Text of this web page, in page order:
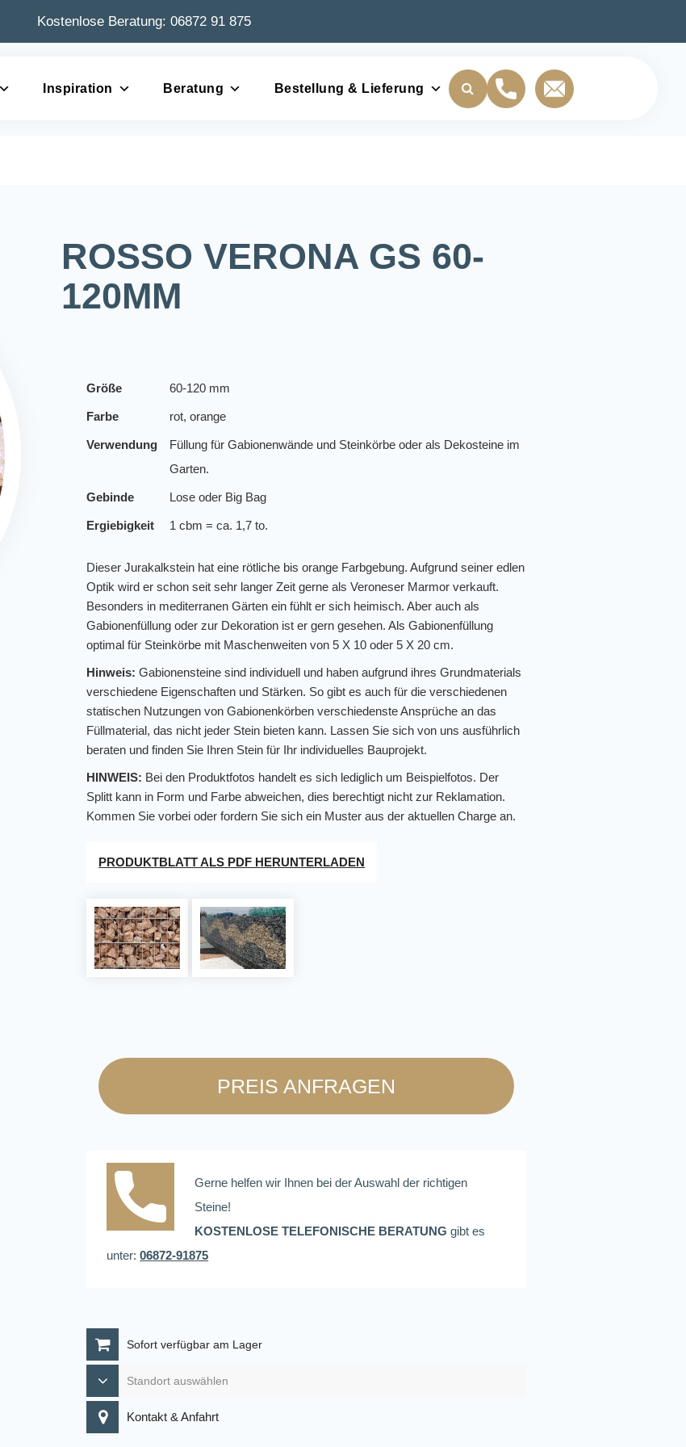
Kostenlose Beratung: 06872 91 875
Inspiration Beratung Bestellung & Lieferung
ROSSO VERONA GS 60-
120MM
Größe 60-120 mm
Farbe rot, orange
Verwendung
Füllung für Gabionenwände und Steinkörbe oder als Dekosteine im
Garten.
Gebinde Lose oder Big Bag
Ergiebigkeit 1 cbm = ca. 1,7 to.
Dieser Jurakalkstein hat eine rötliche bis orange Farbgebung. Aufgrund seiner edlen
Optik wird er schon seit sehr langer Zeit gerne als Veroneser Marmor verkauft.
Besonders in mediterranen Gärten ein fühlt er sich heimisch. Aber auch als
Gabionenfüllung oder zur Dekoration ist er gern gesehen. Als Gabionenfüllung
optimal für Steinkörbe mit Maschenweiten von 5 X 10 oder 5 X 20 cm.
Hinweis: Gabionensteine sind individuell und haben aufgrund ihres Grundmaterials
verschiedene Eigenschaften und Stärken. So gibt es auch für die verschiedenen
statischen Nutzungen von Gabionenkörben verschiedenste Ansprüche an das
Füllmaterial, das nicht jeder Stein bieten kann. Lassen Sie sich von uns ausführlich
beraten und finden Sie Ihren Stein für Ihr individuelles Bauprojekt.
HINWEIS: Bei den Produktfotos handelt es sich lediglich um Beispielfotos. Der
Splitt kann in Form und Farbe abweichen, dies berechtigt nicht zur Reklamation.
Kommen Sie vorbei oder fordern Sie sich ein Muster aus der aktuellen Charge an.
PRODUKTBLATT ALS PDF HERUNTERLADEN
PREIS ANFRAGEN
Gerne helfen wir Ihnen bei der Auswahl der richtigen
Steine!
KOSTENLOSE TELEFONISCHE BERATUNG gibt es
unter:06872-91875
Sofort verfügbar am Lager
Kontakt & Anfahrt